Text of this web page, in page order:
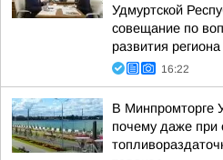
Удмуртской
совещание по
развития региона
16:22
В Минпромторге
почему даже при